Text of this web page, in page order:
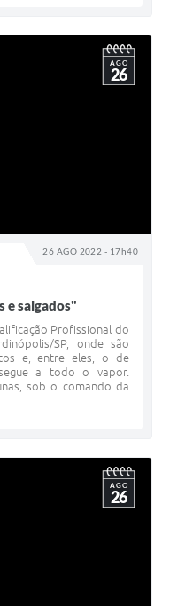
26 AGO 2022 - 17h40
AGO
26
e salgados"
Profissional do
SP, onde são
e, entre eles, o de
a todo o vapor.
sob o comando da
AGO
26